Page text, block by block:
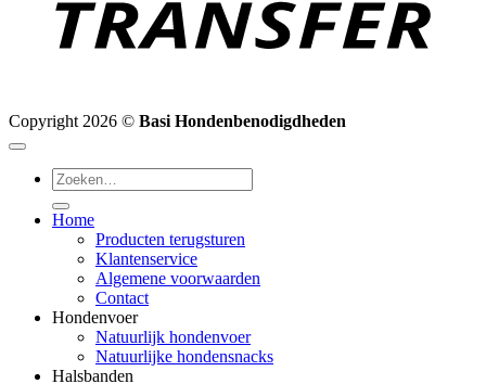
Copyright 2026 © Basi Hondenbenodigdheden
Zoeken
naar:
Home
Producten terugsturen
Klantenservice
Algemene voorwaarden
Contact
Hondenvoer
Natuurlijk hondenvoer
Natuurlijke hondensnacks
Halsbanden